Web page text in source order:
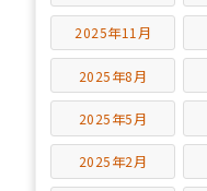
2025年11月
2025年8月
2025年5月
2025年2月